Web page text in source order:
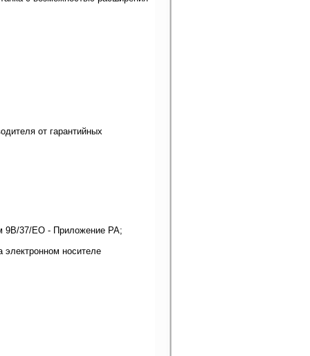
от гарантийных
9В/37/ЕО - Приложение РА;
электронном носителе